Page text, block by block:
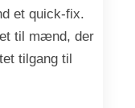
et quick-fix.
til mænd, der
tilgang til